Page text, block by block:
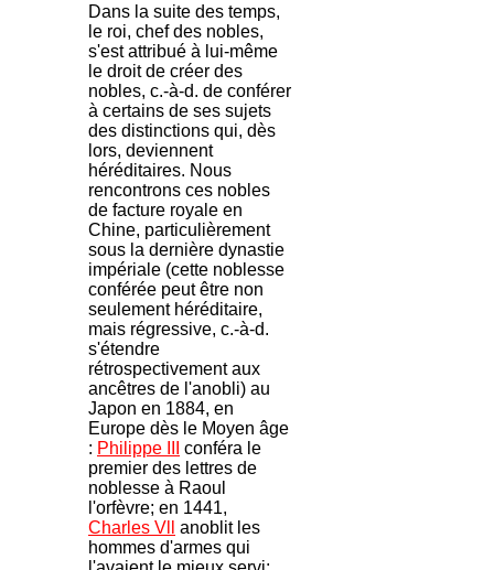
Dans la suite des temps,
le roi, chef des nobles,
s'est attribué à lui-même
le droit de créer des
nobles, c.-à-d. de conférer
à certains de ses sujets
des distinctions qui, dès
lors, deviennent
héréditaires. Nous
rencontrons ces nobles
de facture royale en
Chine, particulièrement
sous la dernière dynastie
impériale (cette noblesse
conférée peut être non
seulement héréditaire,
mais régressive, c.-à-d.
s'étendre
rétrospectivement aux
ancêtres de l'anobli) au
Japon en 1884, en
Europe dès le Moyen âge
: Philippe III
conféra le
premier des lettres de
noblesse à Raoul
l'orfèvre; en 1441,
Charles Vll
anoblit les
hommes d'armes qui